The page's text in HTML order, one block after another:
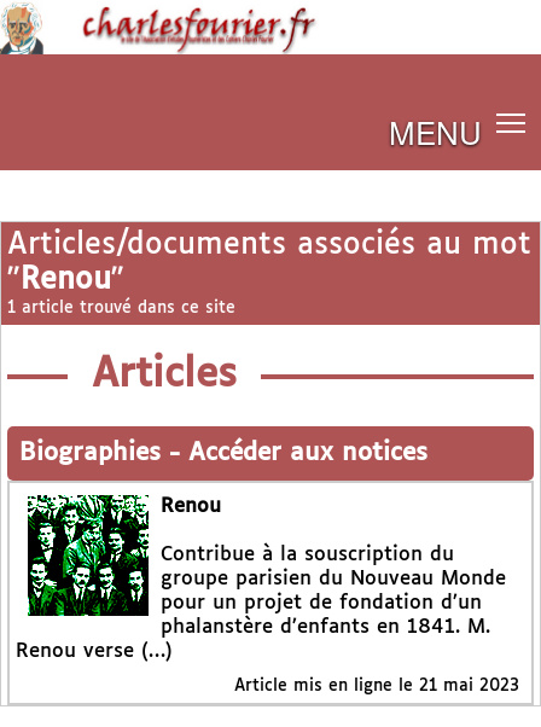
MENU
Articles/documents associés au mot
" Renou"
1 article trouvé dans ce site
Articles
Biographies - Accéder aux notices
Renou
Contribue à la souscription du
groupe parisien du Nouveau Monde
pour un projet de fondation d’un
phalanstère d’enfants en 1841. M.
Renou verse (…)
Article mis en ligne le 21 mai 2023